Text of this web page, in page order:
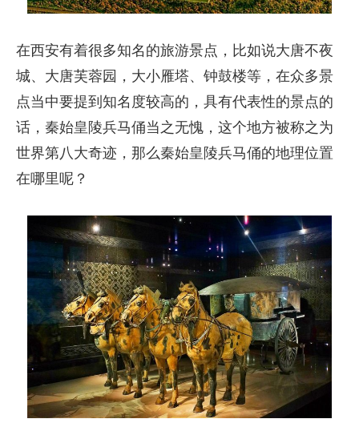
在西安有着很多知名的旅游景点，比如说大唐不夜
城、大唐芙蓉园，大小雁塔、钟鼓楼等，在众多景
点当中要提到知名度较高的，具有代表性的景点的
话，秦始皇陵兵马俑当之无愧，这个地方被称之为
世界第八大奇迹，那么秦始皇陵兵马俑的地理位置
在哪里呢？